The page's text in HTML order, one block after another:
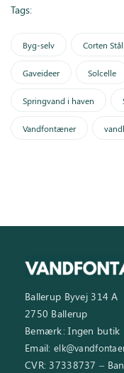
Tags:
Byg-selv Corten Stål
Gaveideer Solcelle
Springvand i haven
Vandfontæner
Ballerup Byvej 314 A
2750 Ballerup
Bemærk: Ingen butik
Email:
CVR: 37338737 –